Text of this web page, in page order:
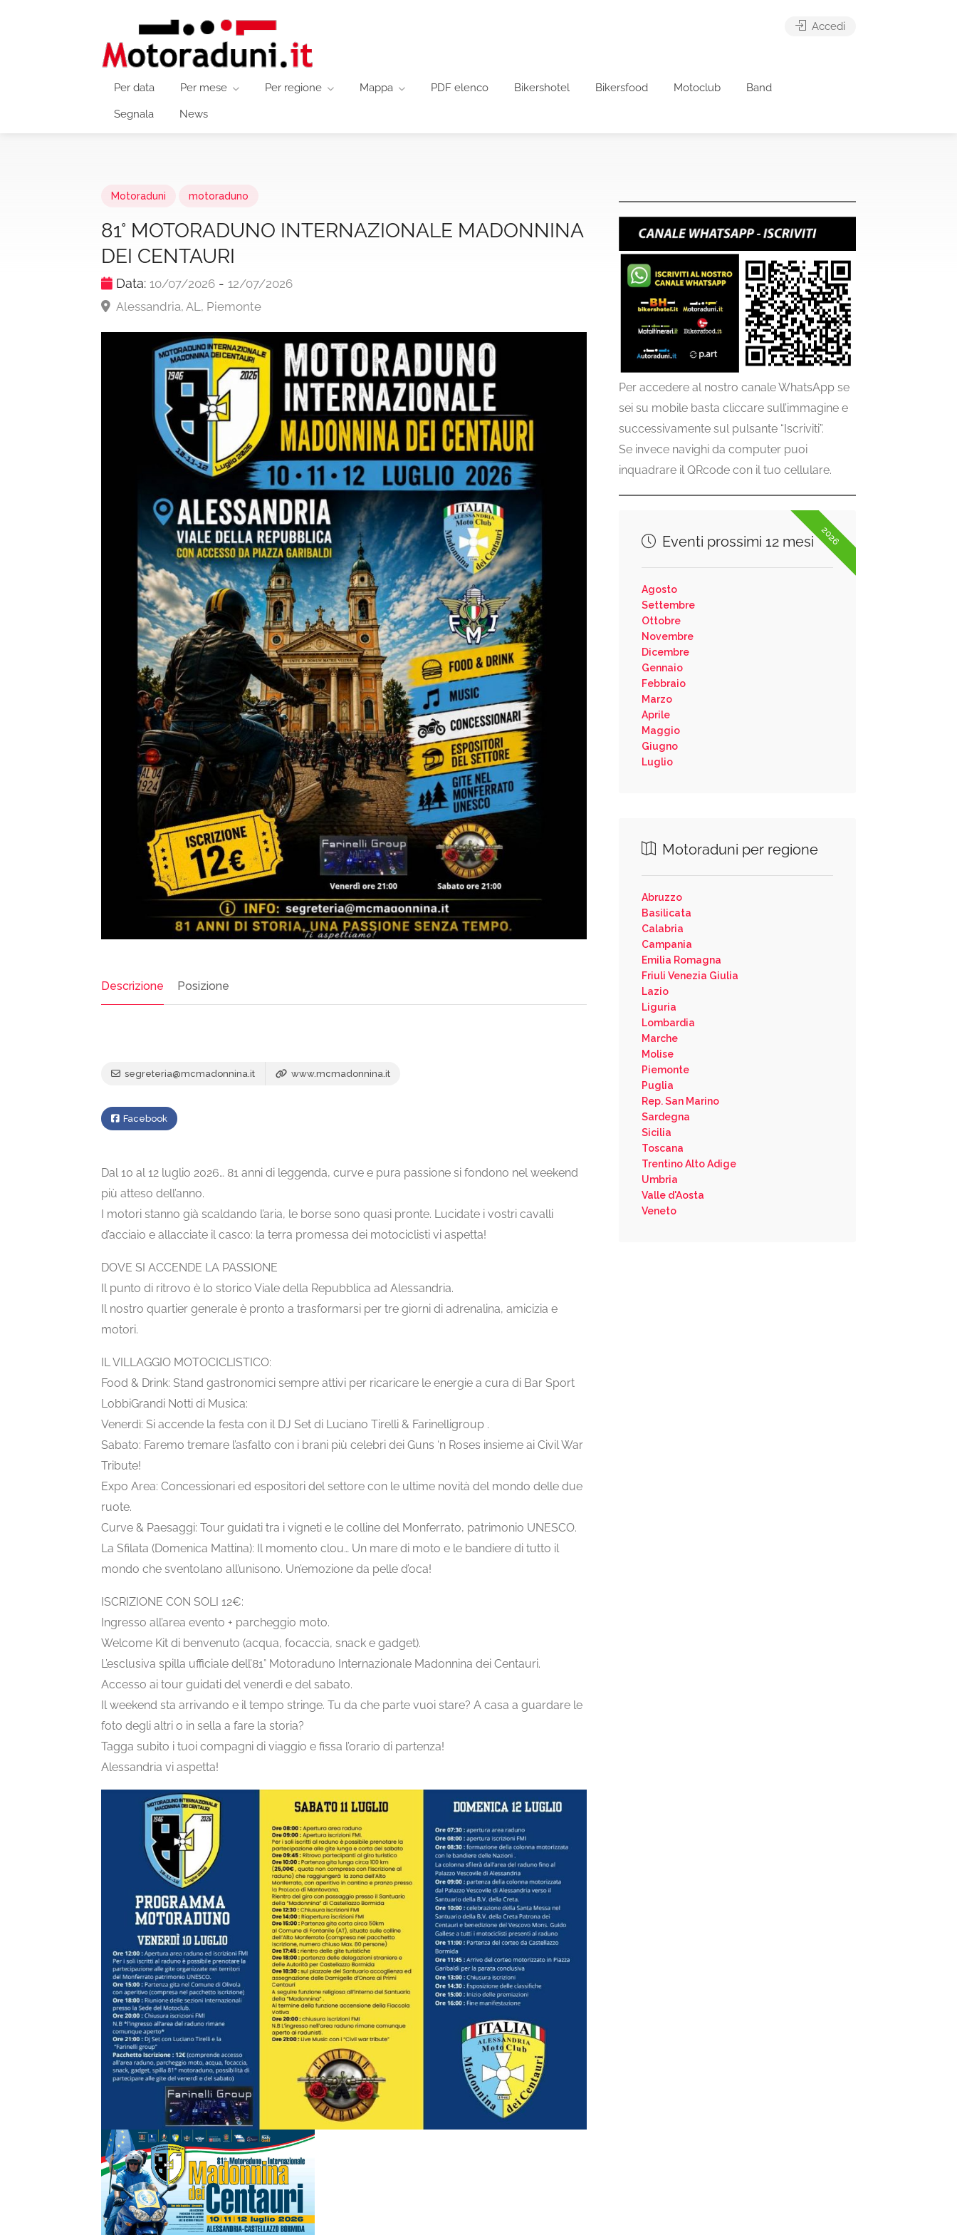
Per data Per mese Per regione Mappa PDF elenco Bikershotel Bikersfood Motoclub Band
Segnala News
Accedi
Motoraduni motoraduno
81° MOTORADUNO INTERNAZIONALE MADONNINA
DEI CENTAURI
Data: 10/07/2026 - 12/07/2026
Alessandria, AL, Piemonte
Descrizione Posizione
segreteria@mcmadonnina.it www.mcmadonnina.it
Facebook
Dal 10 al 12 luglio 2026… 81 anni di leggenda, curve e pura passione si fondono nel weekend
più atteso dell’anno.
I motori stanno già scaldando l’aria, le borse sono quasi pronte. Lucidate i vostri cavalli
d’acciaio e allacciate il casco: la terra promessa dei motociclisti vi aspetta!
DOVE SI ACCENDE LA PASSIONE
Il punto di ritrovo è lo storico Viale della Repubblica ad Alessandria.
Il nostro quartier generale è pronto a trasformarsi per tre giorni di adrenalina, amicizia e
motori.
IL VILLAGGIO MOTOCICLISTICO:
Food & Drink: Stand gastronomici sempre attivi per ricaricare le energie a cura di Bar Sport
LobbiGrandi Notti di Musica:
Venerdì: Si accende la festa con il DJ Set di Luciano Tirelli & Farinelligroup .
Sabato: Faremo tremare l’asfalto con i brani più celebri dei Guns ‘n Roses insieme ai Civil War
Tribute!
Expo Area: Concessionari ed espositori del settore con le ultime novità del mondo delle due
ruote.
Curve & Paesaggi: Tour guidati tra i vigneti e le colline del Monferrato, patrimonio UNESCO.
La Sfilata (Domenica Mattina): Il momento clou… Un mare di moto e le bandiere di tutto il
mondo che sventolano all’unisono. Un’emozione da pelle d’oca!
ISCRIZIONE CON SOLI 12€:
Ingresso all’area evento + parcheggio moto.
Welcome Kit di benvenuto (acqua, focaccia, snack e gadget).
L’esclusiva spilla ufficiale dell’81° Motoraduno Internazionale Madonnina dei Centauri.
Accesso ai tour guidati del venerdì e del sabato.
Il weekend sta arrivando e il tempo stringe. Tu da che parte vuoi stare? A casa a guardare le
foto degli altri o in sella a fare la storia?
Tagga subito i tuoi compagni di viaggio e fissa l’orario di partenza!
Alessandria vi aspetta!
Per accedere al nostro canale WhatsApp se
sei su mobile basta cliccare sull’immagine e
successivamente sul pulsante “Iscriviti”.
Se invece navighi da computer puoi
inquadrare il QRcode con il tuo cellulare.
2026
Eventi prossimi 12 mesi
Agosto
Settembre
Ottobre
Novembre
Dicembre
Gennaio
Febbraio
Marzo
Aprile
Maggio
Giugno
Luglio
Motoraduni per regione
Abruzzo
Basilicata
Calabria
Campania
Emilia Romagna
Friuli Venezia Giulia
Lazio
Liguria
Lombardia
Marche
Molise
Piemonte
Puglia
Rep. San Marino
Sardegna
Sicilia
Toscana
Trentino Alto Adige
Umbria
Valle d'Aosta
Veneto